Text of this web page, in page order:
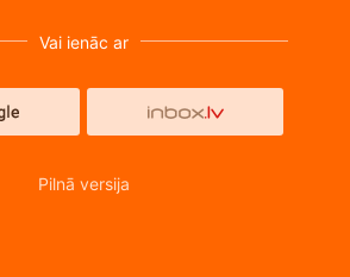
Vai ienāc ar
Pilnā versija